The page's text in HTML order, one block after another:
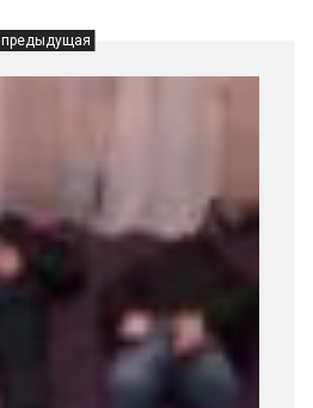
предыдущая